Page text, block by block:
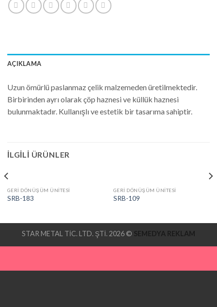
AÇIKLAMA
Uzun ömürlü paslanmaz çelik malzemeden üretilmektedir.
Birbirinden ayrı olarak çöp haznesi ve küllük haznesi
bulunmaktadır. Kullanışlı ve estetik bir tasarıma sahiptir.
İLGILI ÜRÜNLER
GERİ DÖNÜŞÜM ÜNİTESİ
SRB-183
GERİ DÖNÜŞÜM ÜNİTESİ
SRB-109
STAR METAL TİC. LTD. ŞTİ. 2026 © SEMEDYA REKLAM